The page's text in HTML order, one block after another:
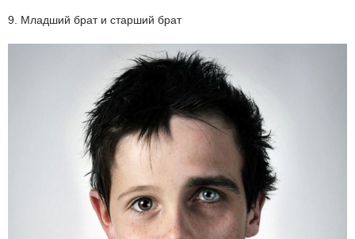
9. Младший брат и старший брат